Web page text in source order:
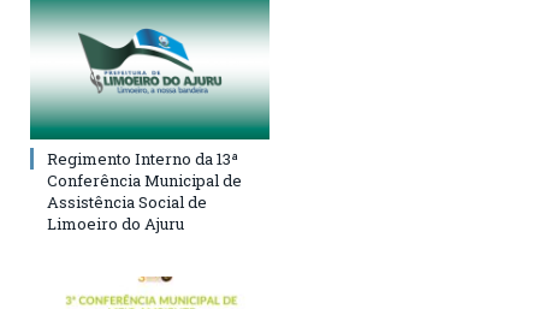
Regimento Interno da 13ª
Conferência Municipal de
Assistência Social de
Limoeiro do Ajuru